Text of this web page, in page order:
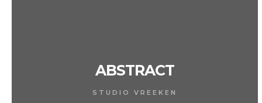
ABSTRACT
STUDIO VREEKEN